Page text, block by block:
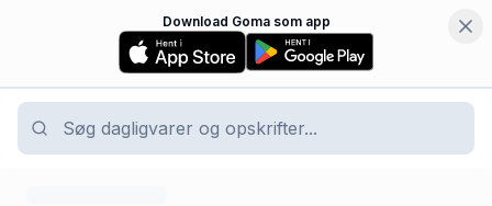
Download Goma som app